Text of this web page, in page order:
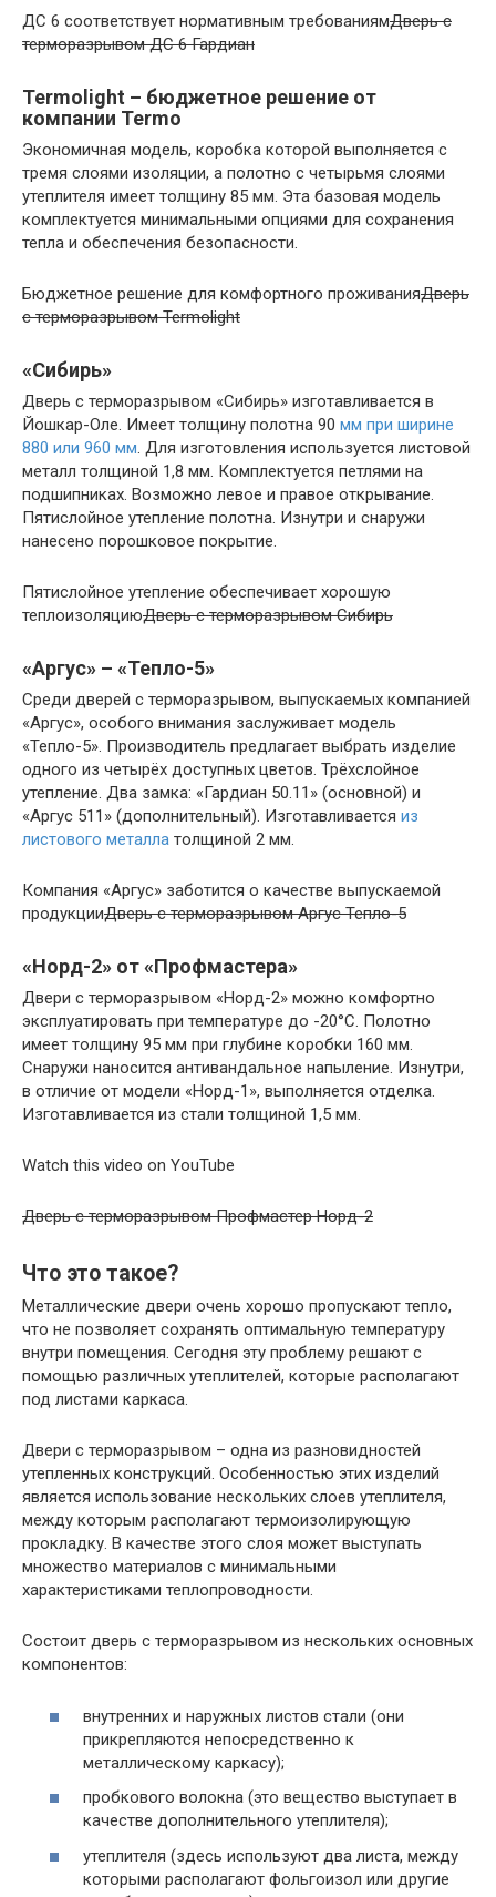
ДС 6 соответствует нормативным требованиямДверь с
терморазрывом ДС 6 Гардиан
Termolight – бюджетное решение от
компании Termo
Экономичная модель, коробка которой выполняется с
тремя слоями изоляции, а полотно с четырьмя слоями
утеплителя имеет толщину 85 мм. Эта базовая модель
комплектуется минимальными опциями для сохранения
тепла и обеспечения безопасности.
Бюджетное решение для комфортного проживанияДверь
с терморазрывом Termolight
«Сибирь»
Дверь с терморазрывом «Сибирь» изготавливается в
Йошкар-Оле. Имеет толщину полотна 90 мм при ширине
880 или 960 мм. Для изготовления используется листовой
металл толщиной 1,8 мм. Комплектуется петлями на
подшипниках. Возможно левое и правое открывание.
Пятислойное утепление полотна. Изнутри и снаружи
нанесено порошковое покрытие.
Пятислойное утепление обеспечивает хорошую
теплоизоляциюДверь с терморазрывом Сибирь
«Аргус» – «Тепло-5»
Среди дверей с терморазрывом, выпускаемых компанией
«Аргус», особого внимания заслуживает модель
«Тепло-5». Производитель предлагает выбрать изделие
одного из четырёх доступных цветов. Трёхслойное
утепление. Два замка: «Гардиан 50.11» (основной) и
«Аргус 511» (дополнительный). Изготавливается из
листового металла толщиной 2 мм.
Компания «Аргус» заботится о качестве выпускаемой
продукцииДверь с терморазрывом Аргус Тепло-5
«Норд-2» от «Профмастера»
Двери с терморазрывом «Норд-2» можно комфортно
эксплуатировать при температуре до -20°C. Полотно
имеет толщину 95 мм при глубине коробки 160 мм.
Снаружи наносится антивандальное напыление. Изнутри,
в отличие от модели «Норд-1», выполняется отделка.
Изготавливается из стали толщиной 1,5 мм.
Watch this video on YouTube
Дверь с терморазрывом Профмастер Норд-2
Что это такое?
Металлические двери очень хорошо пропускают тепло,
что не позволяет сохранять оптимальную температуру
внутри помещения. Сегодня эту проблему решают с
помощью различных утеплителей, которые располагают
под листами каркаса.
Двери с терморазрывом – одна из разновидностей
утепленных конструкций. Особенностью этих изделий
является использование нескольких слоев утеплителя,
между которым располагают термоизолирующую
прокладку. В качестве этого слоя может выступать
множество материалов с минимальными
характеристиками теплопроводности.
Состоит дверь с терморазрывом из нескольких основных
компонентов:
внутренних и наружных листов стали (они
прикрепляются непосредственно к
металлическому каркасу);
пробкового волокна (это вещество выступает в
качестве дополнительного утеплителя);
утеплителя (здесь используют два листа, между
которыми располагают фольгоизол или другие